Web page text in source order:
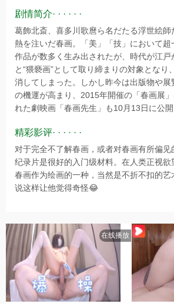
剧情简介· · · · · ·
葛飾北斎、喜多川歌麿ら名だたる浮世絵
熱を注いだ春画。「美」「技」において超
作品が数多く生み出されたが、時代が江戸
と“猥褻画”として取り締まりの対象となり
消してしまった。しかし昨今は出版物や展
の機運が高まり、2015年開催の「春画展
れた劇映画「春画先生」も10月13日に公開
精彩影评· · · · · ·
对于完全不了解春画，或者对春画有所偏见
纪录片是很好的入门级材料。在人类正视欲
春画作为绘画的一种，当然是不折不扣的
说这样让他觉得奇怪😂